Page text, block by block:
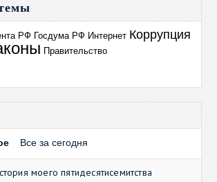
РФ Госдума РФ Интернет Коррупция
Правительство
Все за сегодня
моего пятидесятисемитства